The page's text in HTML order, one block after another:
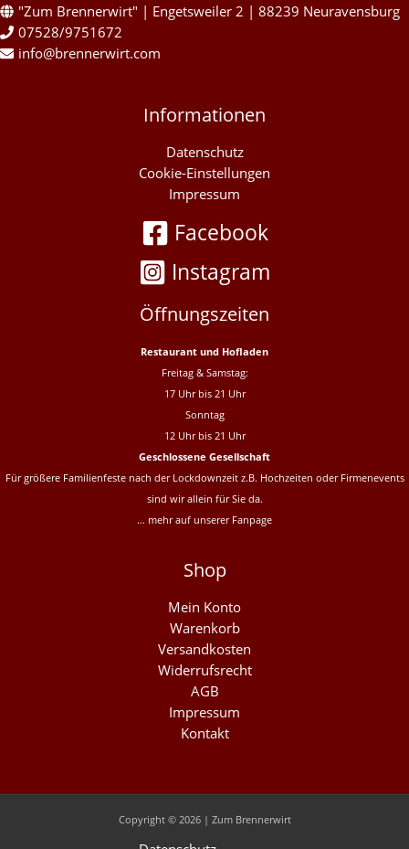
"Zum Brennerwirt" | Engetsweiler 2 | 88239 Neuravensburg
07528/9751672
info@brennerwirt.com
Informationen
Datenschutz
Cookie-Einstellungen
Impressum
Facebook
Instagram
Öffnungszeiten
Restaurant und Hofladen
Freitag & Samstag:
17 Uhr bis 21 Uhr
Sonntag
12 Uhr bis 21 Uhr
Geschlossene Gesellschaft
Für größere Familienfeste nach der Lockdownzeit z.B. Hochzeiten oder Firmenevents
sind wir allein für Sie da.
… mehr auf unserer Fanpage
Shop
Mein Konto
Warenkorb
Versandkosten
Widerrufsrecht
AGB
Impressum
Kontakt
Copyright © 2026 | Zum Brennerwirt